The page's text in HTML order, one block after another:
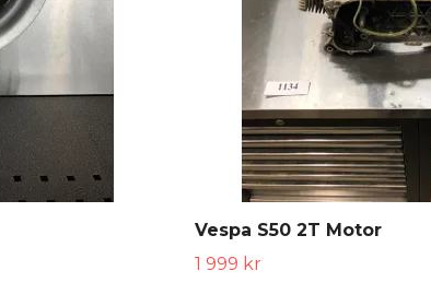
Vespa S50 2T Motor
1 999 kr